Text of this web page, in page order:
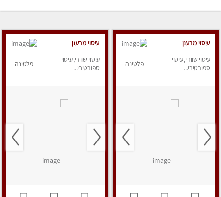
עיסוי מרענן
עיסוי שוודי, עיסוי
ספורטיבי...
פלטינה
עיסוי מרענן
עיסוי שוודי, עיסוי
ספורטיבי...
פלטינה